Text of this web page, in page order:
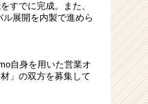
すでに完成。また、
展開を内製で進めら
自身を用いた営業オ
」の双方を募集して